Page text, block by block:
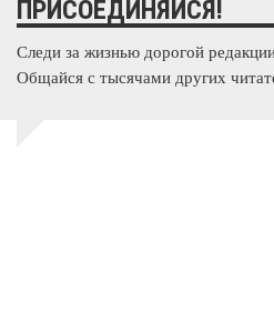
ПРИСОЕДИНЯЙСЯ!
Следи за жизнью дорогой
Общайся с тысячами других